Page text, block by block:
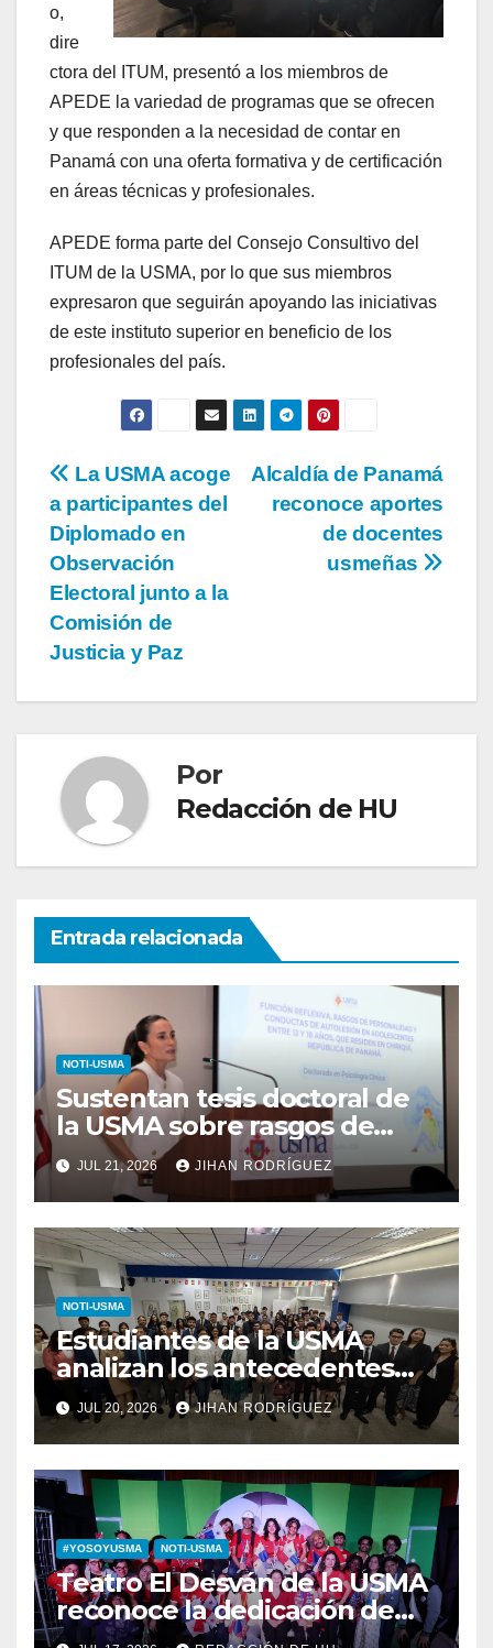
o,
dire
ctora del ITUM, presentó a los miembros de
APEDE la variedad de programas que se ofrecen
y que responden a la necesidad de contar en
Panamá con una oferta formativa y de certificación
en áreas técnicas y profesionales.
APEDE forma parte del Consejo Consultivo del
ITUM de la USMA, por lo que sus miembros
expresaron que seguirán apoyando las iniciativas
de este instituto superior en beneficio de los
profesionales del país.
Alcaldía de Panamá
reconoce aportes
de docentes
usmeñas
La USMA acoge
a participantes del
Diplomado en
Observación
Electoral junto a la
Comisión de
Justicia y Paz
Por
Redacción de HU
Entrada relacionada
NOTI-USMA
Sustentan tesis doctoral de
la USMA sobre rasgos de
personalidad y conductas de
autolesión en adolescentes
JUL 21, 2026 JIHAN RODRÍGUEZ
NOTI-USMA
Estudiantes de la USMA
analizan los antecedentes
del Derecho Romano junto a
diputada invitada
JUL 20, 2026 JIHAN RODRÍGUEZ
#YOSOYUSMA NOTI-USMA
Teatro El Desván de la USMA
reconoce la dedicación de
sus estudiantes en su 43